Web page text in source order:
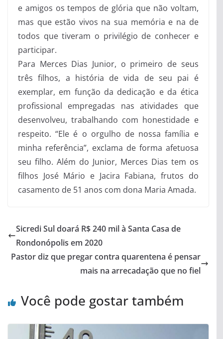
e amigos os tempos de glória que não voltam,
mas que estão vivos na sua memória e na de
todos que tiveram o privilégio de conhecer e
participar.
Para Merces Dias Junior, o primeiro de seus
três filhos, a história de vida de seu pai é
exemplar, em função da dedicação e da ética
profissional empregadas nas atividades que
desenvolveu, trabalhando com honestidade e
respeito. “Ele é o orgulho de nossa família e
minha referência”, exclama de forma afetuosa
seu filho. Além do Junior, Merces Dias tem os
filhos José Mário e Jacira Fabiana, frutos do
casamento de 51 anos com dona Maria Amada.
Sicredi Sul doará R$ 240 mil à Santa Casa de
Rondonópolis em 2020
Pastor diz que pregar contra quarentena é pensar
mais na arrecadação que no fiel
Você pode gostar também